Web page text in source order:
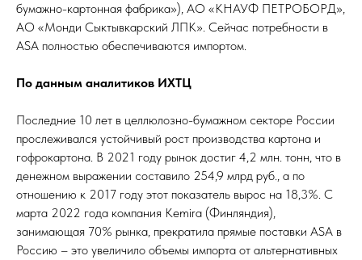
бумажно-картонная фабрика»), АО «КНАУФ ПЕТРОБОРД»,
АО «Монди Сыктывкарский ЛПК». Сейчас потребности в
ASA полностью обеспечиваются импортом.
По данным аналитиков ИХТЦ
Последние 10 лет в целлюлозно-бумажном секторе России
прослеживался устойчивый рост производства картона и
гофрокартона. В 2021 году рынок достиг 4,2 млн. тонн, что в
денежном выражении составило 254,9 млрд руб., а по
отношению к 2017 году этот показатель вырос на 18,3%. С
марта 2022 года компания Kemira (Финляндия),
занимающая 70% рынка, прекратила прямые поставки ASA в
Россию – это увеличило объемы импорта от альтернативных